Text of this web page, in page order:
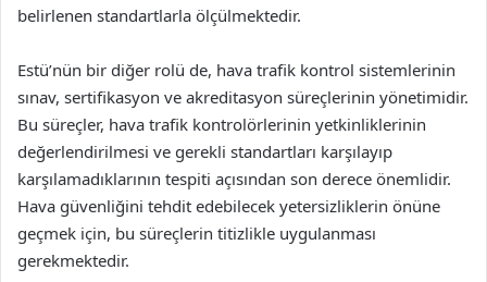
belirlenen standartlarla ölçülmektedir.
Estü’nün bir diğer rolü de, hava trafik kontrol sistemlerinin
sınav, sertifikasyon ve akreditasyon süreçlerinin yönetimidir.
Bu süreçler, hava trafik kontrolörlerinin yetkinliklerinin
değerlendirilmesi ve gerekli standartları karşılayıp
karşılamadıklarının tespiti açısından son derece önemlidir.
Hava güvenliğini tehdit edebilecek yetersizliklerin önüne
geçmek için, bu süreçlerin titizlikle uygulanması
gerekmektedir.